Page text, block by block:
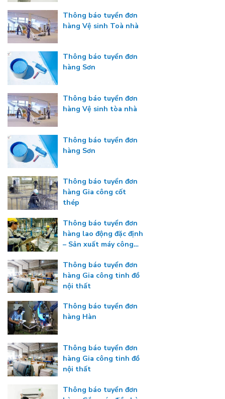
Thông báo tuyển đơn
hàng Vệ sinh Toà nhà
Thông báo tuyển đơn
hàng Sơn
Thông báo tuyển đơn
hàng Vệ sinh tòa nhà
Thông báo tuyển đơn
hàng Sơn
Thông báo tuyển đơn
hàng Gia công cốt
thép
Thông báo tuyển đơn
hàng lao động đặc định
– Sản xuất máy công
Thông báo tuyển đơn
hàng Gia công tinh đồ
nội thất
Thông báo tuyển đơn
hàng Hàn
Thông báo tuyển đơn
hàng Gia công tinh đồ
nội thất
Thông báo tuyển đơn